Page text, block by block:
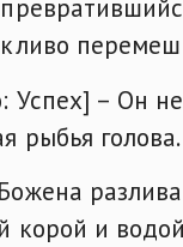
Успех] – Он
рыбья
корой и